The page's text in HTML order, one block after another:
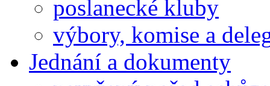
poslanecké kluby
výbory, komise a
Jednání a dokumenty